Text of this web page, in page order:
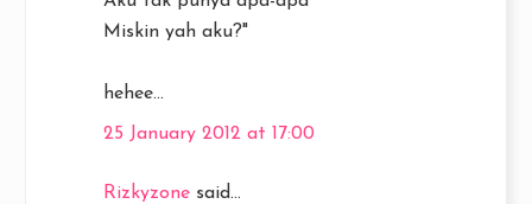
Miskin yah aku?"
hehee...
25 January 2012 at 17:00
Rizkyzone said...